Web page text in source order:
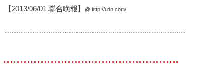
【2013/06/01 聯合晚報】 @ http://udn.com/
…………………………………………….